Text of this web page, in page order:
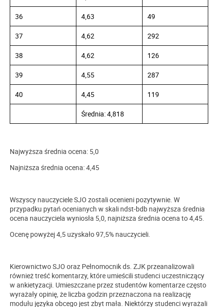
36 4,63 49
37 4,62 292
38 4,62 126
39 4,55 287
40 4,45 119
Średnia: 4,818
Najwyższa średnia ocena: 5,0
Najniższa średnia ocena: 4,45
Wszyscy nauczyciele SJO zostali ocenieni pozytywnie. W
przypadku pytań ocenianych w skali ndst-bdb najwyższa średnia
ocena nauczyciela wyniosła 5,0, najniższa średnia ocena to 4,45.
Ocenę powyżej 4,5 uzyskało 97,5% nauczycieli.
Kierownictwo SJO oraz Pełnomocnik ds. ZJK przeanalizowali
również treść komentarzy, które umieścili studenci uczestniczący
w ankietyzacji. Umieszczane przez studentów komentarze często
wyrażały opinię, że liczba godzin przeznaczona na realizację
modułu języka obcego jest zbyt mała. Niektórzy studenci wyrażali